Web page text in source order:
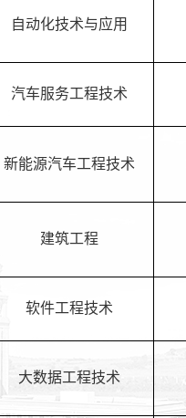
自动化技术与应用
汽车服务工程技术
新能源汽车工程技术
建筑工程
软件工程技术
大数据工程技术